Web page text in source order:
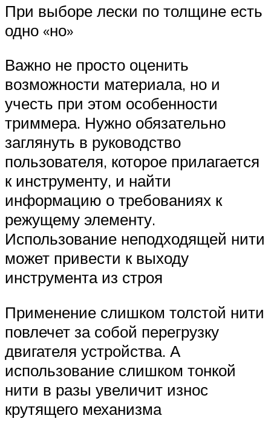
При выборе лески по толщине есть
одно «но»
Важно не просто оценить
возможности материала, но и
учесть при этом особенности
триммера. Нужно обязательно
заглянуть в руководство
пользователя, которое прилагается
к инструменту, и найти
информацию о требованиях к
режущему элементу.
Использование неподходящей нити
может привести к выходу
инструмента из строя
Применение слишком толстой нити
повлечет за собой перегрузку
двигателя устройства. А
использование слишком тонкой
нити в разы увеличит износ
крутящего механизма